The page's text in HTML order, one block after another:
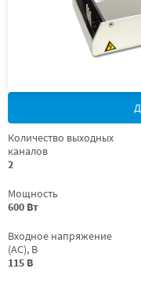
Количество выходных
каналов
2
Мощность
600 Вт
Входное напряжение
(AC), В
115 В